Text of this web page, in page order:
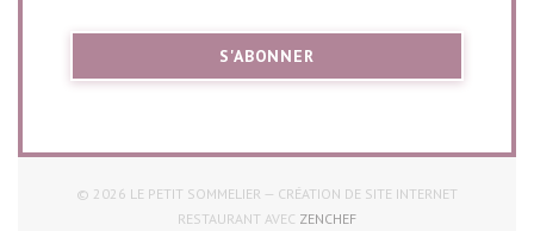
S'ABONNER
© 2026 LE PETIT SOMMELIER — CRÉATION DE SITE INTERNET
RESTAURANT AVEC ZENCHEF((OUVRE UNE NOUVELLE